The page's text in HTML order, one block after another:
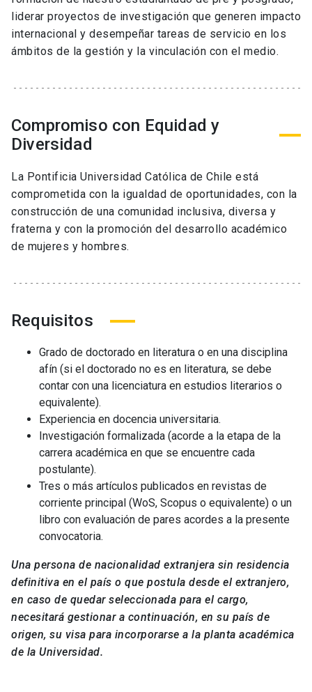
liderar proyectos de investigación que generen impacto
internacional y desempeñar tareas de servicio en los
ámbitos de la gestión y la vinculación con el medio.
Compromiso con Equidad y
Diversidad
La Pontificia Universidad Católica de Chile está
comprometida con la igualdad de oportunidades, con la
construcción de una comunidad inclusiva, diversa y
fraterna y con la promoción del desarrollo académico
de mujeres y hombres.
Requisitos
Grado de doctorado en literatura o en una disciplina
afín (si el doctorado no es en literatura, se debe
contar con una licenciatura en estudios literarios o
equivalente).
Experiencia en docencia universitaria.
Investigación formalizada (acorde a la etapa de la
carrera académica en que se encuentre cada
postulante).
Tres o más artículos publicados en revistas de
corriente principal (WoS, Scopus o equivalente) o un
libro con evaluación de pares acordes a la presente
convocatoria.
Una persona de nacionalidad extranjera sin residencia
definitiva en el país o que postula desde el extranjero,
en caso de quedar seleccionada para el cargo,
necesitará gestionar a continuación, en su país de
origen, su visa para incorporarse a la planta académica
de la Universidad.